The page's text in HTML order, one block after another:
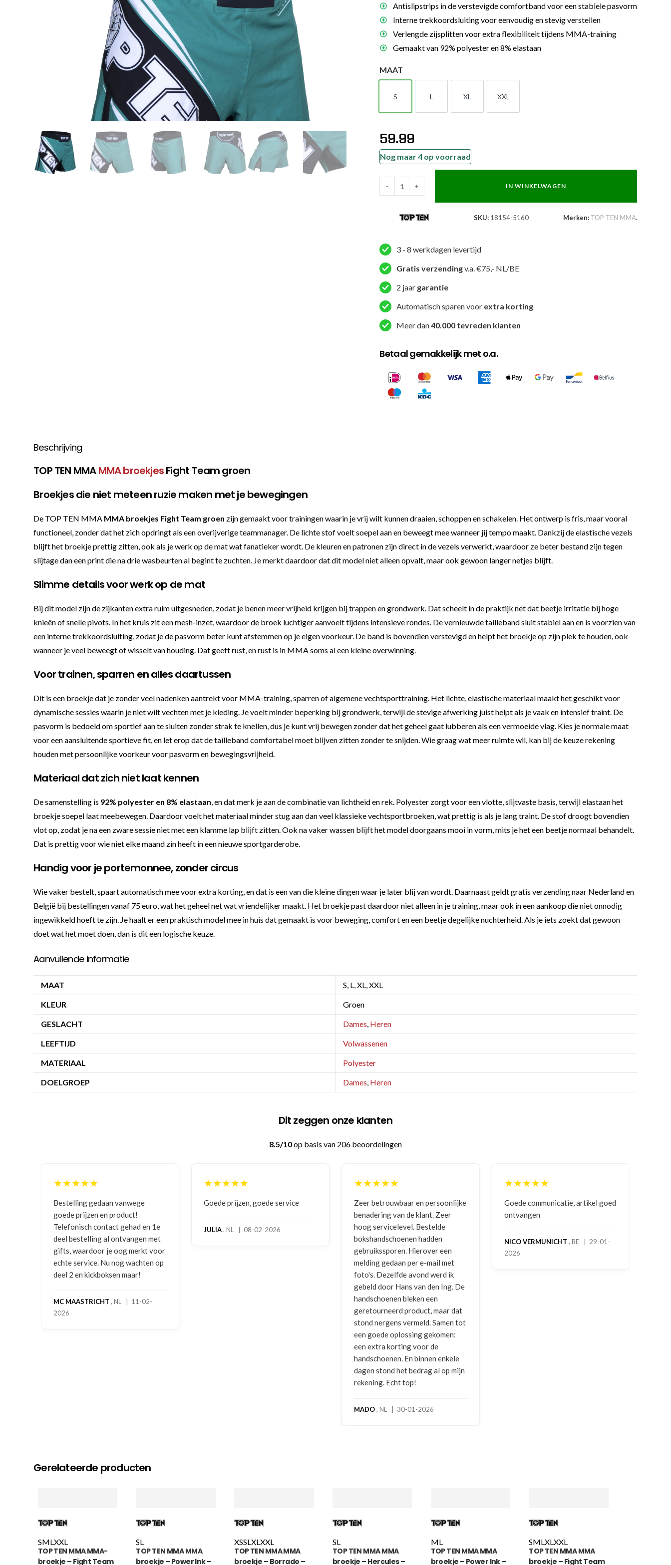
Voor dames
Zakhandschoenen
Trainingsartikelen
Bokszak
Bevestigingsmateriaal
bokszak
Bokspoppen
Stoot- en trapkussens
Antislipstrips in de verstevigde comfortband voor een stabiele pasvorm
Interne trekkoordsluiting voor eenvoudig en stevig verstellen
Verlengde zijsplitten voor extra flexibiliteit tijdens MMA-training
Gemaakt van 92% polyester en 8% elastaan
MAAT
S
S
L
L
XL
XL
XXL
XXL
59.99
Nog maar 4 op voorraad
broekje
-
Fight
-
Groen
- + IN WINKELWAGEN
SKU: 18154-5160 Merken: TOP TEN MMA.
3 - 8 werkdagen levertijd
Gratis verzendingv.a. €75,- NL/BE
2 jaar garantie
Automatisch sparen voor extra korting
Meer dan40.000 tevreden klanten
Betaal gemakkelijk met o.a.
Beschrijving
TOP TEN MMAMMA broekjesFight Team groen
Broekjes die niet meteen ruzie maken met je bewegingen
De TOP TEN MMA MMA broekjes Fight Team groen zijn gemaakt voor trainingen waarin je vrij wilt kunnen draaien, schoppen en schakelen. Het ontwerp is fris, maar vooral
functioneel, zonder dat het zich opdringt als een overijverige teammanager. De lichte stof voelt soepel aan en beweegt mee wanneer jij tempo maakt. Dankzij de elastische vezels
blijft het broekje prettig zitten, ook als je werk op de mat wat fanatieker wordt. De kleuren en patronen zijn direct in de vezels verwerkt, waardoor ze beter bestand zijn tegen
slijtage dan een print die na drie wasbeurten al begint te zuchten. Je merkt daardoor dat dit model niet alleen opvalt, maar ook gewoon langer netjes blijft.
Slimme details voor werk op de mat
Bij dit model zijn de zijkanten extra ruim uitgesneden, zodat je benen meer vrijheid krijgen bij trappen en grondwerk. Dat scheelt in de praktijk net dat beetje irritatie bij hoge
knieën of snelle pivots. In het kruis zit een mesh-inzet, waardoor de broek luchtiger aanvoelt tijdens intensieve rondes. De vernieuwde tailleband sluit stabiel aan en is voorzien van
een interne trekkoordsluiting, zodat je de pasvorm beter kunt afstemmen op je eigen voorkeur. De band is bovendien verstevigd en helpt het broekje op zijn plek te houden, ook
wanneer je veel beweegt of wisselt van houding. Dat geeft rust, en rust is in MMA soms al een kleine overwinning.
Voor trainen, sparren en alles daartussen
Dit is een broekje dat je zonder veel nadenken aantrekt voor MMA-training, sparren of algemene vechtsporttraining. Het lichte, elastische materiaal maakt het geschikt voor
dynamische sessies waarin je niet wilt vechten met je kleding. Je voelt minder beperking bij grondwerk, terwijl de stevige afwerking juist helpt als je vaak en intensief traint. De
pasvorm is bedoeld om sportief aan te sluiten zonder strak te knellen, dus je kunt vrij bewegen zonder dat het geheel gaat lubberen als een vermoeide vlag. Kies je normale maat
voor een aansluitende sportieve fit, en let erop dat de tailleband comfortabel moet blijven zitten zonder te snijden. Wie graag wat meer ruimte wil, kan bij de keuze rekening
houden met persoonlijke voorkeur voor pasvorm en bewegingsvrijheid.
Materiaal dat zich niet laat kennen
De samenstelling is 92% polyester en 8% elastaan, en dat merk je aan de combinatie van lichtheid en rek. Polyester zorgt voor een vlotte, slijtvaste basis, terwijl elastaan het
broekje soepel laat meebewegen. Daardoor voelt het materiaal minder stug aan dan veel klassieke vechtsportbroeken, wat prettig is als je lang traint. De stof droogt bovendien
vlot op, zodat je na een zware sessie niet met een klamme lap blijft zitten. Ook na vaker wassen blijft het model doorgaans mooi in vorm, mits je het een beetje normaal behandelt.
Dat is prettig voor wie niet elke maand zin heeft in een nieuwe sportgarderobe.
Handig voor je portemonnee, zonder circus
Wie vaker bestelt, spaart automatisch mee voor extra korting, en dat is een van die kleine dingen waar je later blij van wordt. Daarnaast geldt gratis verzending naar Nederland en
België bij bestellingen vanaf 75 euro, wat het geheel net wat vriendelijker maakt. Het broekje past daardoor niet alleen in je training, maar ook in een aankoop die niet onnodig
ingewikkeld hoeft te zijn. Je haalt er een praktisch model mee in huis dat gemaakt is voor beweging, comfort en een beetje degelijke nuchterheid. Als je iets zoekt dat gewoon
doet wat het moet doen, dan is dit een logische keuze.
Aanvullende informatie
MAAT S, L, XL, XXL
KLEUR Groen
GESLACHT Dames, Heren
LEEFTIJD Volwassenen
MATERIAAL Polyester
DOELGROEP Dames, Heren
Dit zeggen onze klanten
8.5/10op basis van 206 beoordelingen
★★★★★
Bestelling gedaan vanwege
goede prijzen en product!
Telefonisch contact gehad en 1e
deel bestelling al ontvangen met
gifts, waardoor je oog merkt voor
echte service. Nu nog wachten op
deel 2 en kickboksen maar!
MC MAASTRICHT , NL | 11-02-
2026
★★★★★
Goede prijzen, goede service
JULIA, NL | 08-02-2026
★★★★★
Zeer betrouwbaar en persoonlijke
benadering van de klant. Zeer
hoog servicelevel. Bestelde
bokshandschoenen hadden
gebruikssporen. Hierover een
melding gedaan per e-mail met
foto's. Dezelfde avond werd ik
gebeld door Hans van den Ing. De
handschoenen bleken een
geretourneerd product, maar dat
stond nergens vermeld. Samen tot
een goede oplossing gekomen:
een extra korting voor de
handschoenen. En binnen enkele
dagen stond het bedrag al op mijn
rekening. Echt top!
MADO, NL | 30-01-2026
★★★★★
Goede communicatie, artikel goed
ontvangen
NICO VERMUNICHT , BE | 29-01-
2026
Gerelateerde producten
SMLXXL
TOP TEN MMA MMA-
broekje – Fight Team
SL
TOP TEN MMA MMA
broekje – Power Ink –
XSSLXLXXL
TOP TEN MMA MMA
broekje – Borrado –
SL
TOP TEN MMA MMA
broekje – Hercules –
ML
TOP TEN MMA MMA
broekje – Power Ink –
SMLXLXXL
TOP TEN MMA MMA
broekje – Fight Team